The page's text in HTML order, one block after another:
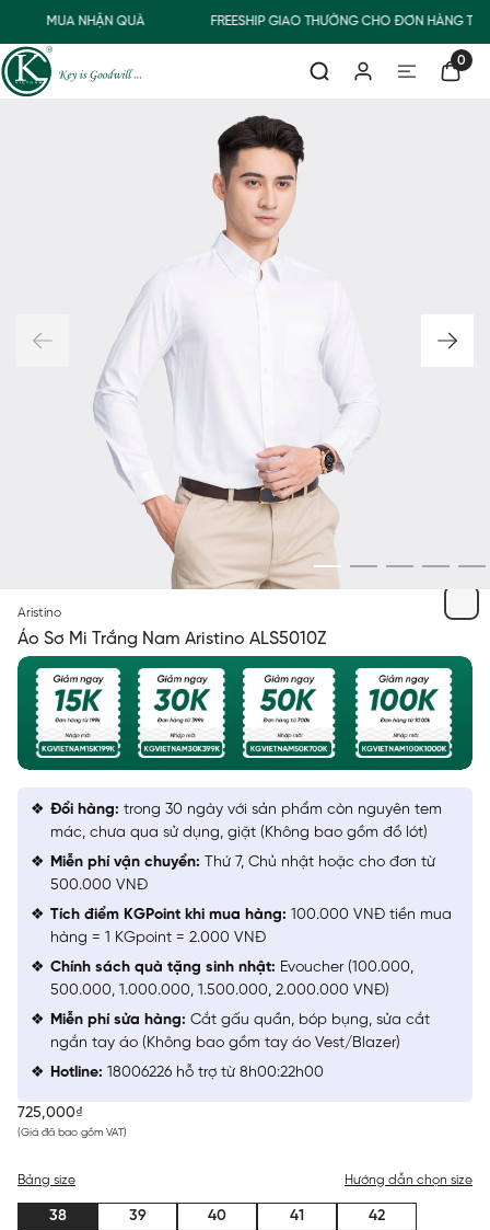
MUA NHẬN QUÀ FREESHIP GIAO THƯỜNG CHO ĐƠN HÀNG
0
Aristino
Áo Sơ Mi Trắng Nam Aristino ALS5010Z
725,000₫
(Giá đã bao gồm VAT)
Bảng size Hướng dẫn chọn size
38 39 40 41
42
Đổi hàng: trong 30 ngày với sản phẩm còn nguyên tem
mác, chưa qua sử dụng, giặt (Không bao gồm đồ lót)
Miễn phí vận chuyển: Thứ 7, Chủ nhật hoặc cho đơn từ
500.000 VNĐ
Tích điểm KGPoint khi mua hàng: 100.000 VNĐ tiền mua
hàng = 1 KGpoint = 2.000 VNĐ
Chính sách quà tặng sinh nhật: Evoucher (100.000,
500.000, 1.000.000, 1.500.000, 2.000.000 VNĐ)
Miễn phí sửa hàng: Cắt gấu quần, bóp bụng, sửa cắt
ngắn tay áo (Không bao gồm tay áo Vest/Blazer)
Hotline: 18006226 hỗ trợ từ 8h00:22h00